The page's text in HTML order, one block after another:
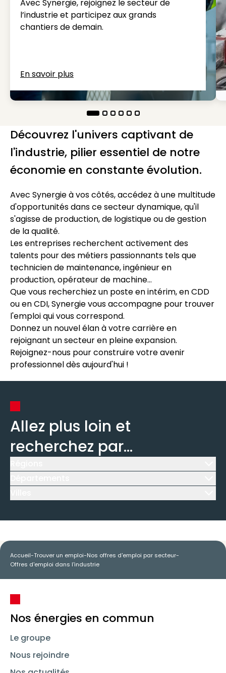
Avec Synergie, rejoignez le secteur de
l’industrie et participez aux grands
chantiers de demain.
En savoir plus
Découvrez l'univers captivant de
l'industrie, pilier essentiel de notre
économie en constante évolution.
Avec Synergie à vos côtés, accédez à une multitude
d'opportunités dans ce secteur dynamique, qu'il
s'agisse de production, de logistique ou de gestion
de la qualité.
Les entreprises recherchent activement des
talents pour des métiers passionnants tels que
technicien de maintenance, ingénieur en
production, opérateur de machine...
Que vous recherchiez un poste en intérim, en CDD
ou en CDI, Synergie vous accompagne pour trouver
l'emploi qui vous correspond.
Donnez un nouvel élan à votre carrière en
rejoignant un secteur en pleine expansion.
Rejoignez-nous pour construire votre avenir
professionnel dès aujourd'hui !
Allez plus loin et
recherchez par...
Accueil-Trouver un emploi-Nos offres d'emploi par secteur-
Offres d'emploi dans l'industrie
Nos énergies en commun
Le groupe
Nous rejoindre